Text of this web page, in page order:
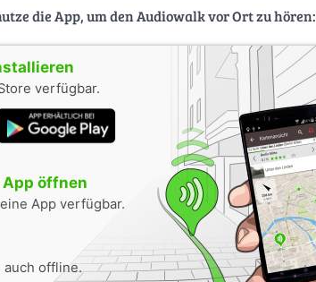
die App, um den Audiowalk vor Ort zu hören:
verfügbar.
öffnen
App verfügbar.
auch offline.